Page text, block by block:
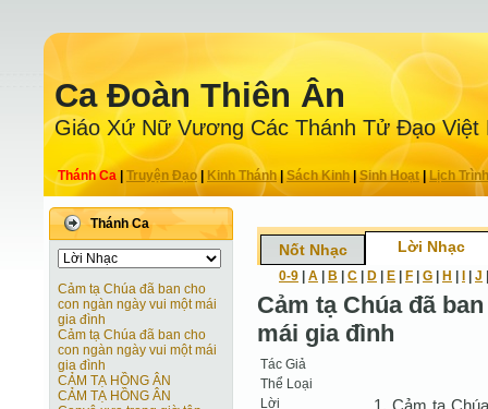
Ca Ðoàn Thiên Ân
Giáo Xứ Nữ Vương Các Thánh Tử Ðạo Việt
Thánh Ca Truyện Ðạo| Kinh Thánh Sách Kinh|Sinh Hoạt| Lịch Trình
Thánh Ca
Cảm tạ Chúa đã ban cho
con ngàn ngày vui một mái
gia đình
Cảm tạ Chúa đã ban cho
con ngàn ngày vui một mái
gia đình
CẢM TẠ HỒNG ÂN
CẢM TẠ HỒNG ÂN
Nốt Nhạc Lời Nhạc
0-9 A B C D E F G H J
Cảm tạ Chúa đã
mái gia đình
Tác Giả
Thể Loại
Lời
1. Cảm tạ